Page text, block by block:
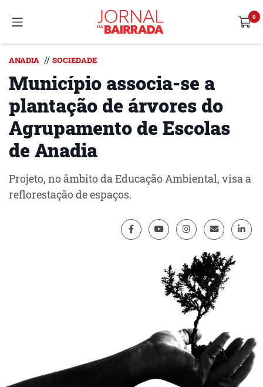
ANADIA // SOCIEDADE
Município associa-se a
plantação de árvores do
Agrupamento de Escolas
de Anadia
Projeto, no âmbito da Educação Ambiental, visa a
reflorestação de espaços.